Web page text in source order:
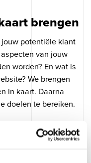
brengen
potentiële klant
van jouw
worden? En wat is
We brengen
in kaart. Daarna
doelen te bereiken.